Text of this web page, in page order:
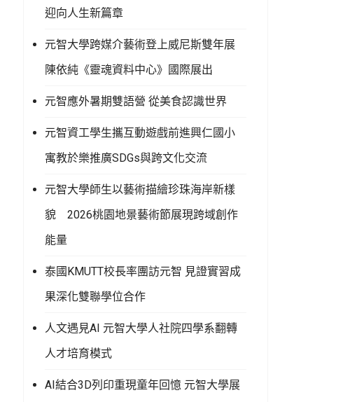
迎向人生新篇章
元智大學跨媒介藝術登上威尼斯雙年展
陳依純《靈魂資料中心》國際展出
元智應外暑期雙語營 從美食認識世界
元智資工學生攜互動遊戲前進興仁國小
寓教於樂推廣SDGs與跨文化交流
元智大學師生以藝術描繪珍珠海岸新樣
貌 2026桃園地景藝術節展現跨域創作
能量
泰國KMUTT校長率團訪元智 見證實習成
果深化雙聯學位合作
人文遇見AI 元智大學人社院四學系翻轉
人才培育模式
AI結合3D列印重現童年回憶 元智大學展